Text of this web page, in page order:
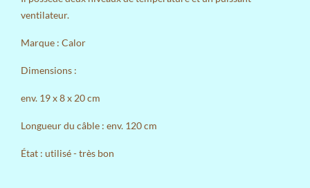
ventilateur.
Marque : Calor
Dimensions :
env. 19 x 8 x 20 cm
Longueur du câble : env. 120 cm
État : utilisé - très bon